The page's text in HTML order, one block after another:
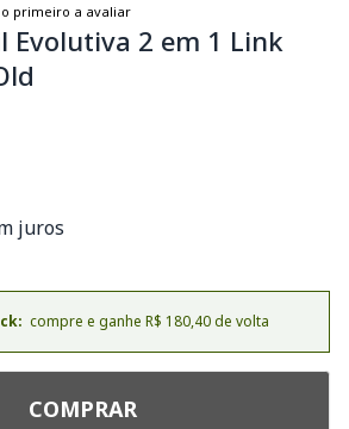
primeiro a avaliar
Evolutiva 2 em 1 Link
juros
compre e ganhe R$ 180,40 de volta
COMPRAR